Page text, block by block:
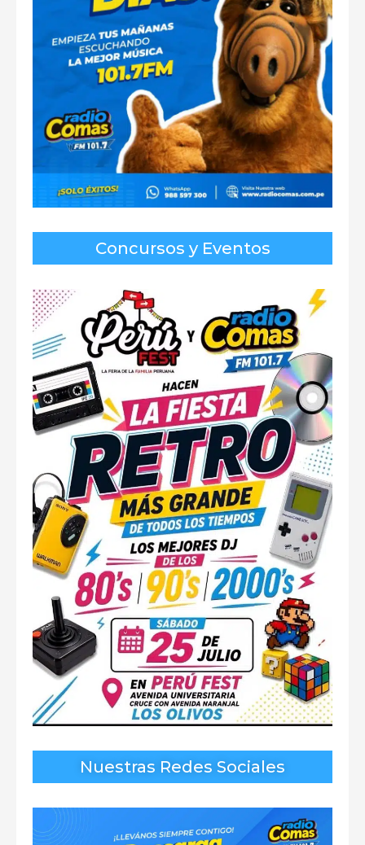
Concursos y Eventos
Nuestras Redes Sociales